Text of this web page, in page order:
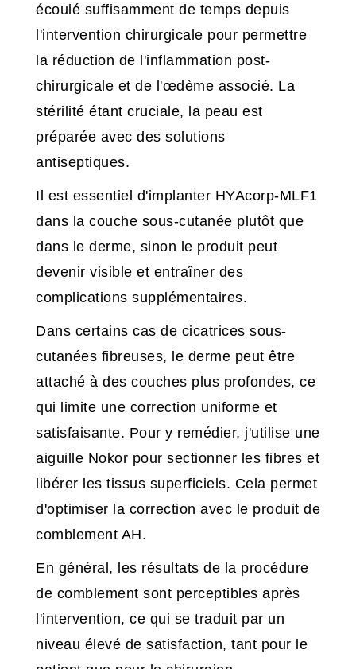
écoulé suffisamment de temps depuis
l'intervention chirurgicale pour permettre
la réduction de l'inflammation post-
chirurgicale et de l'œdème associé. La
stérilité étant cruciale, la peau est
préparée avec des solutions
antiseptiques.
Il est essentiel d'implanter HYAcorp-MLF1
dans la couche sous-cutanée plutôt que
dans le derme, sinon le produit peut
devenir visible et entraîner des
complications supplémentaires.
Dans certains cas de cicatrices sous-
cutanées fibreuses, le derme peut être
attaché à des couches plus profondes, ce
qui limite une correction uniforme et
satisfaisante. Pour y remédier, j'utilise une
aiguille Nokor pour sectionner les fibres et
libérer les tissus superficiels. Cela permet
d'optimiser la correction avec le produit de
comblement AH.
En général, les résultats de la procédure
de comblement sont perceptibles après
l'intervention, ce qui se traduit par un
niveau élevé de satisfaction, tant pour le